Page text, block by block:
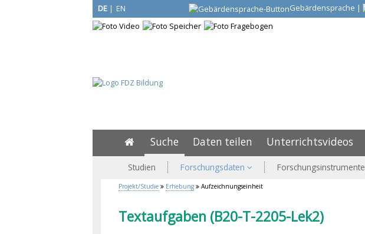
DE | EN Gebärdensprache |
Suche Daten teilen Unterrichtsvideos
Studien Forschungsdaten Forschungsinstrumente
Projekt/Studie Erhebung Aufzeichnungseinheit
Textaufgaben (B20-T-2205-Lek2)